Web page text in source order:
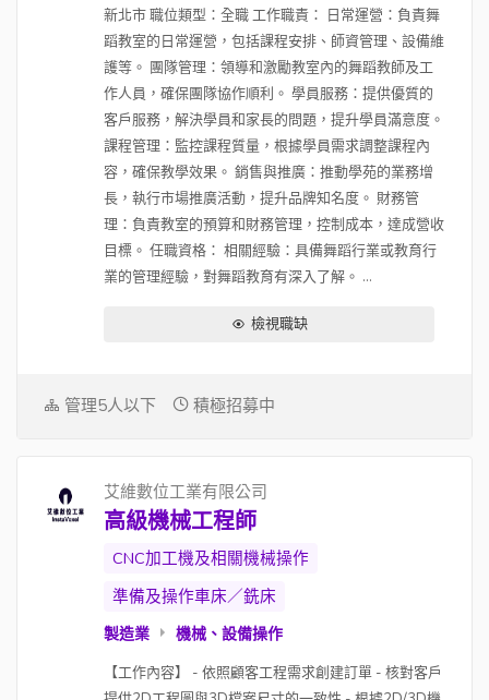
新北市 職位類型：全職 工作職責： 日常運營：負責舞
蹈教室的日常運營，包括課程安排、師資管理、設備維
護等。 團隊管理：領導和激勵教室內的舞蹈教師及工
作人員，確保團隊協作順利。 學員服務：提供優質的
客戶服務，解決學員和家長的問題，提升學員滿意度。
課程管理：監控課程質量，根據學員需求調整課程內
容，確保教學效果。 銷售與推廣：推動學苑的業務增
長，執行市場推廣活動，提升品牌知名度。 財務管
理：負責教室的預算和財務管理，控制成本，達成營收
目標。 任職資格： 相關經驗：具備舞蹈行業或教育行
業的管理經驗，對舞蹈教育有深入了解。 ...
檢視職缺
管理5人以下 積極招募中
艾維數位工業有限公司
高級機械工程師
CNC加工機及相關機械操作
準備及操作車床／銑床
製造業 機械、設備操作
【工作內容】 - 依照顧客工程需求創建訂單 - 核對客戶